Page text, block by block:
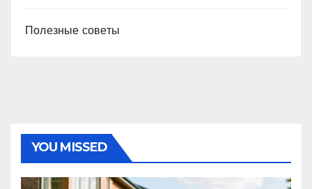
Полезные советы
YOU MISSED